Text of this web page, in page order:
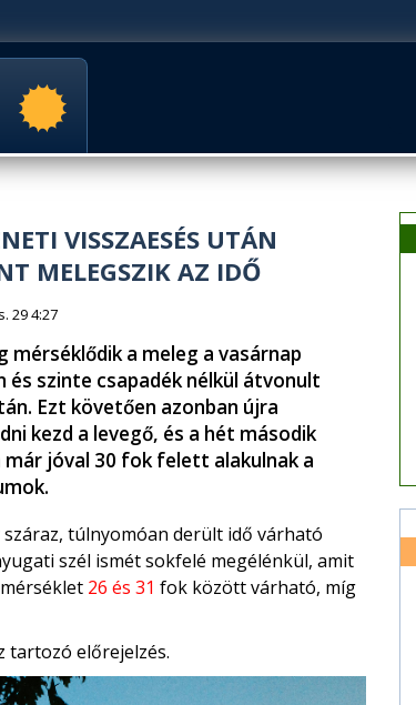
VISSZAESÉS UTÁN
MELEGSZIK AZ IDŐ
29 4:27
mérséklődik a meleg a vasárnap
és szinte csapadék nélkül átvonult
Ezt követően azonban újra
kezd a levegő, és a hét második
már jóval 30 fok felett alakulnak a
túlnyomóan derült idő várható
szél ismét sokfelé megélénkül, amit
26 és 31 fok között várható, míg
tartozó előrejelzés.